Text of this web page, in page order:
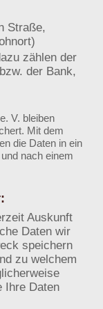
Straße,
zählen der
der Bank,
V. bleiben
Mit dem
die Daten in ein
nach einem
Auskunft
Daten wir
speichern
zu welchem
Ihre Daten